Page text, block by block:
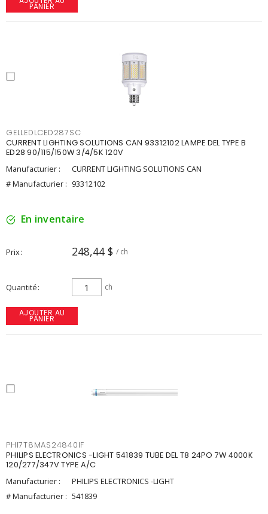
PANIER
GELLEDLCED287SC
CURRENT LIGHTING SOLUTIONS CAN 93312102 LAMPE DEL TYPE B
ED28 90/115/150W 3/4/5K 120V
Manufacturier :
CURRENT LIGHTING SOLUTIONS CAN
# Manufacturier : 93312102
En inventaire
Prix 248,44 $ / ch
Quantité ch
AJOUTER AU
PANIER
PHI7T8MAS24840IF
PHILIPS ELECTRONICS -LIGHT 541839 TUBE DEL T8 24PO 7W 4000K
120/277/347V TYPE A/C
Manufacturier :
PHILIPS ELECTRONICS -LIGHT
# Manufacturier : 541839